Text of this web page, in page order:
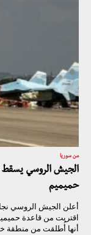
من سوريا
الجيش الروسي يسقط
حميميم
أعلن الجيش الروسي
اقتربت من قاعدة
أنها أُطلقت من منطقة